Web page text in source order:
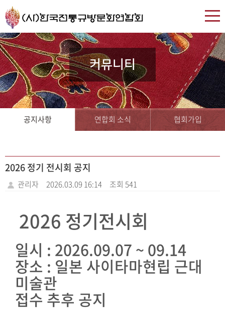
커뮤니티
공지사항 연합회 소식 협회가입
2026 정기 전시회 공지
관리자 2026.03.09 16:14 조회 541
2026 정기전시회
일시 : 2026.09.07 ~ 09.14
장소 : 일본 사이타마현립 근대
미술관
접수 추후 공지